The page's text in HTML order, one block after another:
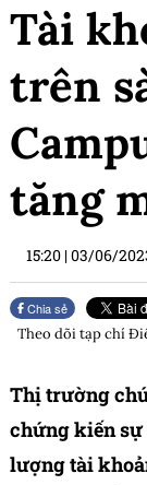
Tài
trên
tăng
15:20 |03/06/
Chia sẻ
Theo dõi tạp chí
Thị trường
chứng kiến
lượng tài